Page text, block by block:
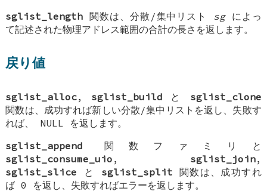
sglist_length 関数は、分散/集中リスト sgによっ
て記述された物理アドレス範囲の合計の長さを返します。
戻り値
sglist_alloc, sglist_build と sglist_clone
関数は、成功すれば新しい分散/集中リストを返し、失敗す
れば、 NULL
を返します。
sglist_append 関数ファミリと
sglist_consume_uio , sglist_join,
sglist_slice と sglist_split 関数は、成功すれ
ば 0 を返し、失敗すればエラーを返します。